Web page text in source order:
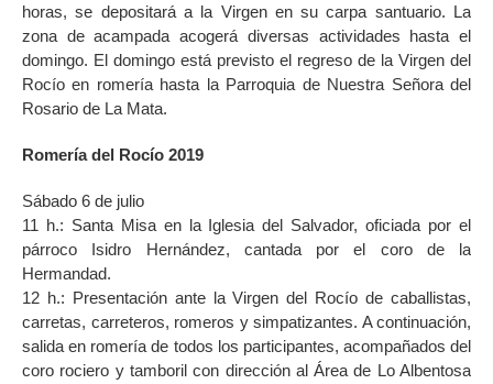
horas, se depositará a la Virgen en su carpa santuario. La
zona de acampada acogerá diversas actividades hasta el
domingo. El domingo está previsto el regreso de la Virgen del
Rocío en romería hasta la Parroquia de Nuestra Señora del
Rosario de La Mata.
Romería del Rocío 2019
Sábado 6 de julio
11 h.: Santa Misa en la Iglesia del Salvador, oficiada por el
párroco Isidro Hernández, cantada por el coro de la
Hermandad.
12 h.: Presentación ante la Virgen del Rocío de caballistas,
carretas, carreteros, romeros y simpatizantes. A continuación,
salida en romería de todos los participantes, acompañados del
coro rociero y tamboril con dirección al Área de Lo Albentosa